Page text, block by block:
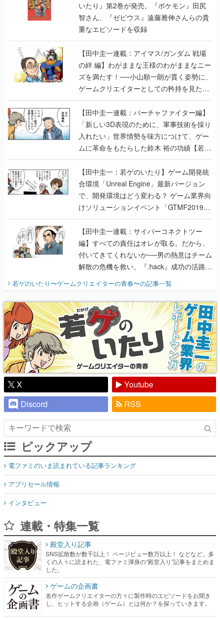
いたり』第2巻が発売。『ポケモン』田尻
智さん、『ゼビウス』遠藤雅伸さんらの貴
重なエピソードを収録
【田中圭一連載：アイマス/ガンダム 戦場
の絆 編】わがままな王様のわがままなニー
ズを満たす！──小山順一朗が貫く姿勢に、
ゲームクリエイターとしての矜持を見た
【若ゲのいたり最終回】
【田中圭一連載：バーチャファイター編】
「新しい3D表現のために、軍事技術を採り
入れたい」世界情勢を味方につけて、ゲー
ムに革命をもたらした鈴木 裕の功績【若ゲ
のいたり】
【田中圭一：若ゲのいたり】ゲーム開発統
合環境「Unreal Engine」最新バージョン
で、開発環境はどう変わる？ ゲーム業界向
けソリューションイベント「GTMF2019」
に行って、より理解を深めよう【PR】
【田中圭一連載：サイバーコネクトツー
編】すべての責任はオレが取る。だから、
付いてきてくれないか──男の熱意はチーム
解散の危機を救い、『.hack』成功の活路を
開く。業界の快男児・松山 洋に流れる血は
『少年ジャンプ』色だった【若ゲのいた
り】
若ゲのいたり〜ゲームクリエイターの青春〜の記事一覧
X
Youtube
Discord
RSS
ピックアップ
電ファミのいま読まれている記事ランキング
アプリセール情報
インタビュー
連載・特集一覧
殿堂入り記事
SNS拡散数が数千以上！ ページビュー数万以上！ などなど。多
くの人々に読まれた、電ファミ渾身の“殿堂入り”記事をまとめま
した。
ゲームの企画書
名作ゲームクリエイターの方々に製作時のエピソードをお聞き
し、ヒットする企画（ゲーム）とは何か？を探っていきます。